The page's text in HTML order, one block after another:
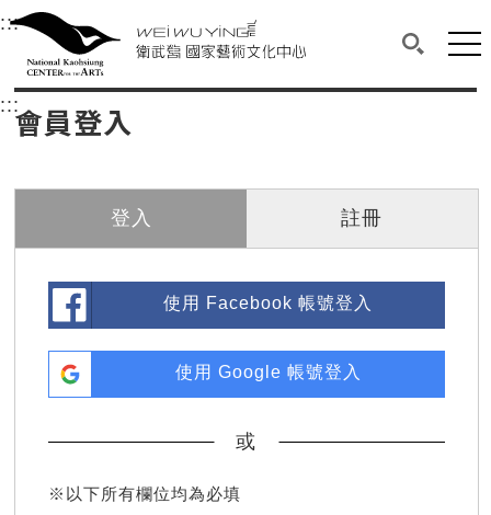
衛武營國家藝術文化中心
中央內容區塊，為本頁主要內容區。
:::選單連結區塊，此區塊列有本網站主要連結。
衛武營國家藝術文化中心
搜尋(開
網
::: 中央內容區塊，為本頁主要內容區。
會員登入
登入 註冊
使用 Facebook 帳號登入
使用 Google 帳號登入
或
※以下所有欄位均為必填